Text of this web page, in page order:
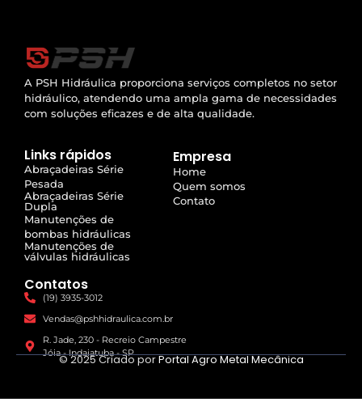
A PSH Hidráulica proporciona serviços completos no setor
hidráulico, atendendo uma ampla gama de necessidades
com soluções eficazes e de alta qualidade.
Links rápidos
Abraçadeiras Série
Pesada
Abraçadeiras Série
Dupla
Manutenções de
bombas hidráulicas
Manutenções de
válvulas hidráulicas
Empresa
Home
Quem somos
Contato
Contatos
(19) 3935-3012
Vendas@pshhidraulica.com.br
R. Jade, 230 - Recreio Campestre
Jóia - Indaiatuba - SP
© 2025 Criado porPortal Agro Metal Mecânica